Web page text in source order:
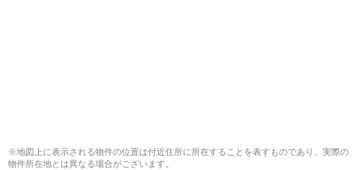
※地図上に表示される物件の位置は付近住所に所在することを表すものであり、実際の
物件所在地とは異なる場合がございます。